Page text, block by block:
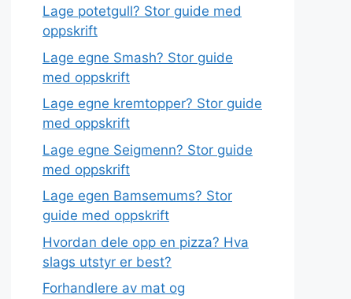
Lage potetgull? Stor guide med
oppskrift
Lage egne Smash? Stor guide
med oppskrift
Lage egne kremtopper? Stor guide
med oppskrift
Lage egne Seigmenn? Stor guide
med oppskrift
Lage egen Bamsemums? Stor
guide med oppskrift
Hvordan dele opp en pizza? Hva
slags utstyr er best?
Forhandlere av mat og